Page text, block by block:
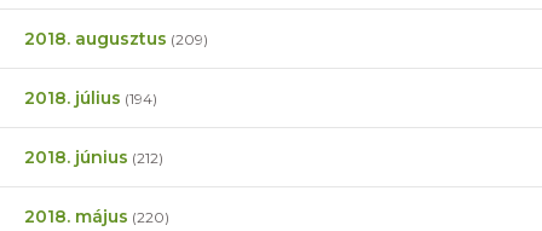
2018. augusztus (209)
2018. július (194)
2018. június (212)
2018. május (220)